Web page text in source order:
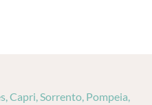
Capri, Sorrento, Pompeia